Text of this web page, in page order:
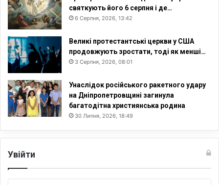
святкують його 6 серпня і де…
6 Серпня, 2026, 13:42
Великі протестантські церкви у США
продовжують зростати, тоді як менші…
3 Серпня, 2026, 08:01
Унаслідок російського ракетного удару
на Дніпропетровщині загинула
багатодітна християнська родина
30 Липня, 2026, 18:49
Увійти